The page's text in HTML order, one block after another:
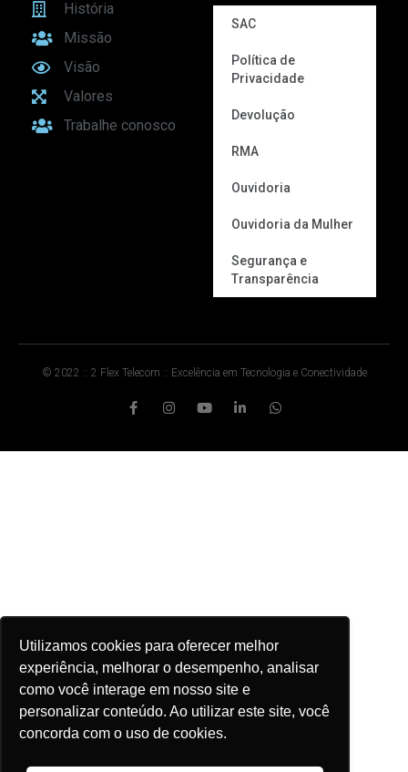
Utilizamos cookies para oferecer melhor
experiência, melhorar o desempenho, analisar
como você interage em nosso site e
personalizar conteúdo. Ao utilizar este site, você
concorda com o uso de cookies.
História
Missão
Visão
Valores
Trabalhe conosco
SAC
Política de
Privacidade
Devolução
RMA
Ouvidoria
Ouvidoria da Mulher
Segurança e
Transparência
© 2022 :: 2 Flex Telecom :: Excelência em Tecnologia e Conectividade